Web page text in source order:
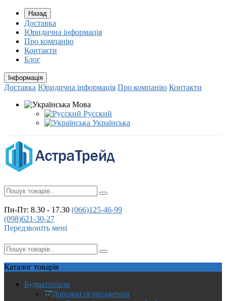
Назад
Доставка
Юридична інформація
Про компанію
Контакти
Блог
Інформація
Доставка Юридична інформація Про компанію Контакти
Мова
Русский
Українська
Пн-Пт: 8.30 - 17.30 (066)125-46-99
(098)621-30-27
Передзвоніть мені
Каталог товарів
Будматеріали
Дорожні огородження